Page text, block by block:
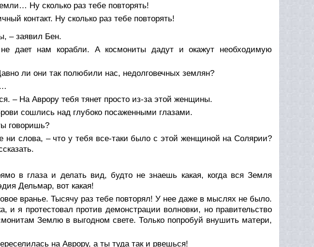
Ну сколько раз тебе повторять!
контакт. Ну сколько раз тебе повторять!
– заявил Бен.
дает нам корабли. А космониты дадут и окажут необходимую
ли они так полюбили нас, недолговечных землян?
– На Аврору тебя тянет просто из-за этой женщины.
сошлись над глубоко посаженными глазами.
говоришь?
слова, – что у тебя все-таки было с этой женщиной на Солярии?
в глаза и делать вид, будто не знаешь какая, когда вся Земля
Дельмар, вот какая!
вранье. Тысячу раз тебе повторял! У нее даже в мыслях не было.
я протестовал против демонстрации волновки, но правительство
Землю в выгодном свете. Только попробуй внушить матери,
на Аврору, а ты туда так и рвешься!